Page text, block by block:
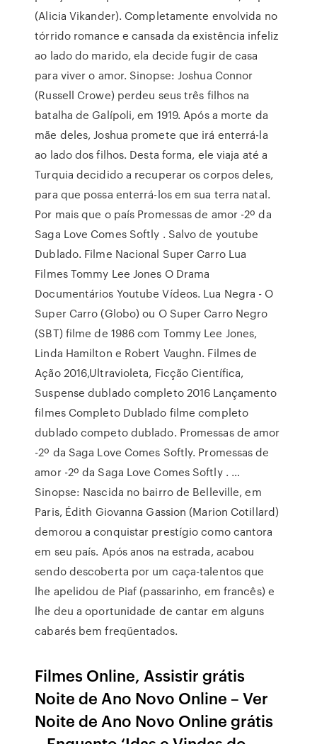
(Alicia Vikander). Completamente envolvida no
tórrido romance e cansada da existência infeliz
ao lado do marido, ela decide fugir de casa
para viver o amor. Sinopse: Joshua Connor
(Russell Crowe) perdeu seus três filhos na
batalha de Galípoli, em 1919. Após a morte da
mãe deles, Joshua promete que irá enterrá-la
ao lado dos filhos. Desta forma, ele viaja até a
Turquia decidido a recuperar os corpos deles,
para que possa enterrá-los em sua terra natal.
Por mais que o país Promessas de amor -2º da
Saga Love Comes Softly . Salvo de youtube
Dublado. Filme Nacional Super Carro Lua
Filmes Tommy Lee Jones O Drama
Documentários Youtube Vídeos. Lua Negra - O
Super Carro (Globo) ou O Super Carro Negro
(SBT) filme de 1986 com Tommy Lee Jones,
Linda Hamilton e Robert Vaughn. Filmes de
Ação 2016,Ultravioleta, Ficção Científica,
Suspense dublado completo 2016 Lançamento
filmes Completo Dublado filme completo
dublado competo dublado. Promessas de amor
-2º da Saga Love Comes Softly. Promessas de
amor -2º da Saga Love Comes Softly . …
Sinopse: Nascida no bairro de Belleville, em
Paris, Édith Giovanna Gassion (Marion Cotillard)
demorou a conquistar prestígio como cantora
em seu país. Após anos na estrada, acabou
sendo descoberta por um caça-talentos que
lhe apelidou de Piaf (passarinho, em francês) e
lhe deu a oportunidade de cantar em alguns
cabarés bem freqüentados.
Filmes Online, Assistir grátis
Noite de Ano Novo Online – Ver
Noite de Ano Novo Online grátis